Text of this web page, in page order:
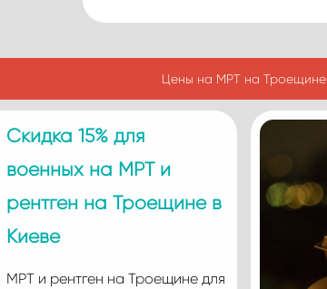
Цены на МРТ на Троещине
Скидка 15% для
военных на МРТ и
рентген на Троещине в
Киеве
МРТ и рентген на Троещине для